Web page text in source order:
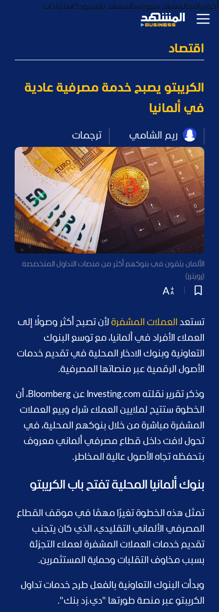
أخبار برامجالمشهد سبورتسالمشهد بزنسبودكاستترندات
اقتصاد
الكريبتو يصبح خدمة مصرفية عادية
في ألمانيا
ريم الشامي ترجمات
الألمان يثقون في بنوكهم أكثر من منصات التداول المتخصصة
(رويترز)
تستعد العملات المشفرة لأن تصبح أكثر وصولًا إلى
العملاء الأفراد في ألمانيا، مع توسع البنوك
التعاونية وبنوك الادخار المحلية في تقديم خدمات
الأصول الرقمية عبر منصاتها المصرفية.
وذكر تقرير نقلته Investing.com عن Bloomberg، أن
الخطوة ستتيح لملايين العملاء شراء وبيع العملات
المشفرة مباشرة من خلال بنوكهم المحلية، في
تحول لافت داخل قطاع مصرفي ألماني معروف
بتحفظه تجاه الأصول عالية المخاطر.
بنوك ألمانيا المحلية تفتح باب الكريبتو
تمثل هذه الخطوة تغيرًا مهمًا في موقف القطاع
المصرفي الألماني التقليدي، الذي كان يتجنب
تقديم خدمات العملات المشفرة لعملاء التجزئة
بسبب مخاوف التقلبات وحماية المستثمرين.
وبدأت البنوك التعاونية بالفعل طرح خدمات تداول
الكريبتو عبر منصة طورتها "دي.زد بنك".